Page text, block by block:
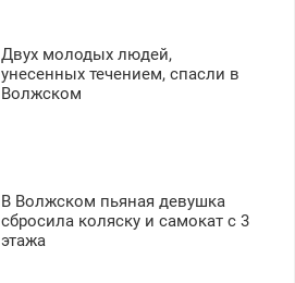
Двух молодых людей,
унесенных течением, спасли в
Волжском
В Волжском пьяная девушка
сбросила коляску и самокат с 3
этажа